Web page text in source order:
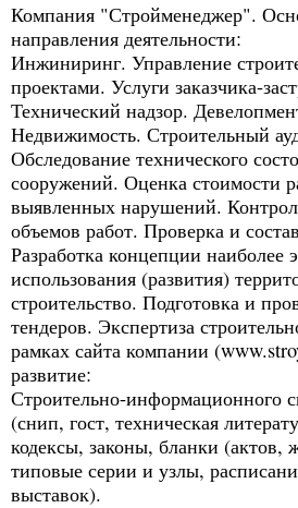
Компания "Стройменеджер".
направления деятельности:
Инжиниринг. Управление
проектами. Услуги заказчика-
Технический надзор.
Недвижимость. Строительный
Обследование технического
сооружений. Оценка стоимости
выявленных нарушений.
объемов работ. Проверка и
Разработка концепции наиболее
использования (развития)
строительство. Подготовка и
тендеров. Экспертиза
рамках сайта компании
развитие:
Строительно-информационного
(снип, гост, техническая
кодексы, законы, бланки (актов,
типовые серии и узлы,
выставок).